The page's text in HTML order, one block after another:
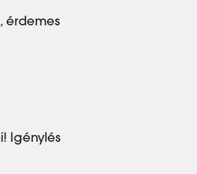
érdemes
Igénylés